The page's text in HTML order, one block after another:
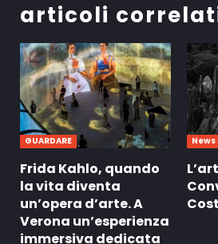
articoli
GUARDARE
Frida Kahlo, quando
la vita diventa
un’opera d’arte. A
Verona un’esperienza
immersiva dedicata
News